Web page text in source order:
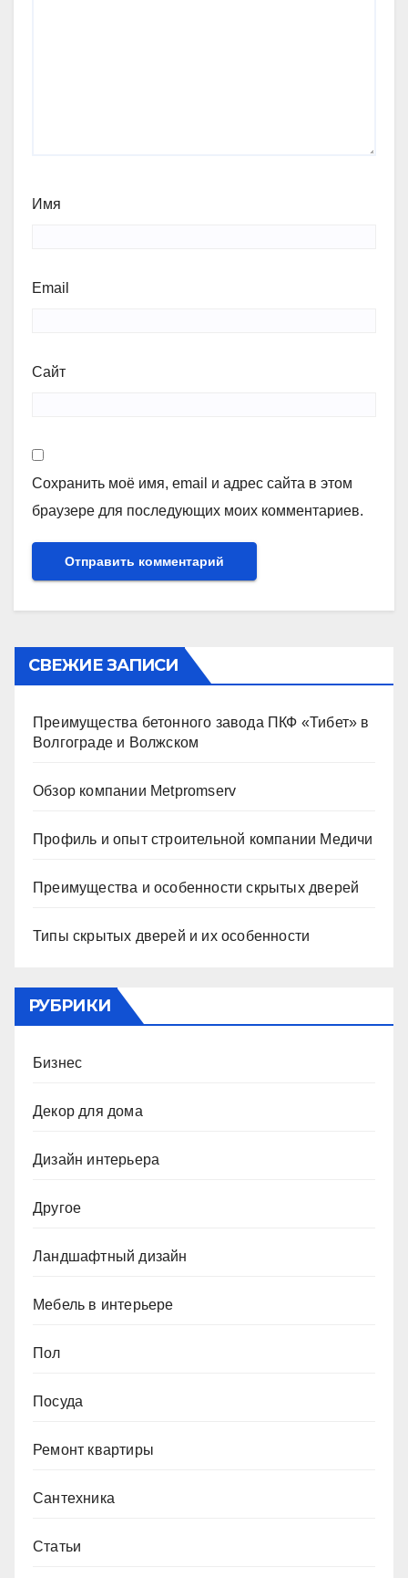
Имя
Email
Сайт
Сохранить моё имя, email и адрес сайта в этом
браузере для последующих моих комментариев.
СВЕЖИЕ ЗАПИСИ
Преимущества бетонного завода ПКФ «Тибет» в
Волгограде и Волжском
Обзор компании Metpromserv
Профиль и опыт строительной компании Медичи
Преимущества и особенности скрытых дверей
Типы скрытых дверей и их особенности
РУБРИКИ
Бизнес
Декор для дома
Дизайн интерьера
Другое
Ландшафтный дизайн
Мебель в интерьере
Пол
Посуда
Ремонт квартиры
Сантехника
Статьи